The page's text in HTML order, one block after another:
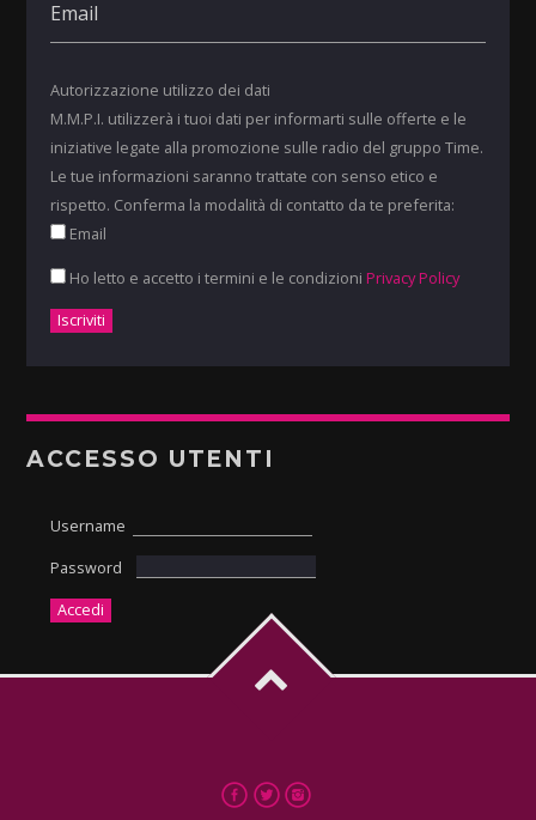
Autorizzazione utilizzo dei dati
M.M.P.I. utilizzerà i tuoi dati per informarti sulle offerte e le
iniziative legate alla promozione sulle radio del gruppo Time.
Le tue informazioni saranno trattate con senso etico e
rispetto. Conferma la modalità di contatto da te preferita:
Email
Ho letto e accetto i termini e le condizioni Privacy Policy
ACCESSO UTENTI
Username
Password